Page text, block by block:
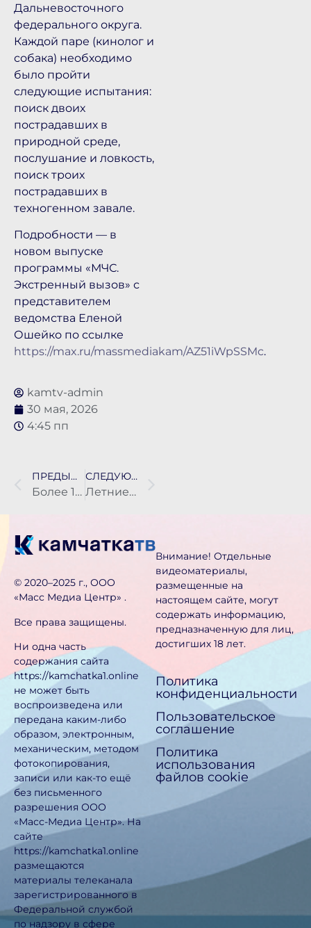
Дальневосточного
федерального округа.
Каждой паре (кинолог и
собака) необходимо
было пройти
следующие испытания:
поиск двоих
пострадавших в
природной среде,
послушание и ловкость,
поиск троих
пострадавших в
техногенном завале.
Подробности — в
новом выпуске
программы «МЧС.
Экстренный вызов» с
представителем
ведомства Еленой
Ошейко по ссылке
https://max.ru/massmediakam/AZ51iWpSSMc.
kamtv-admin
30 мая, 2026
4:45 пп
ПРЕДЫДУЩАЯ НОВОСТЬ
Более 100 тонн мусора собрали с улиц Петропавловска во время субботников
СЛЕДУЮЩАЯ НОВОСТЬ
Летние смены «Время юных героев» центра «Воин» откроются на Камчатке 2 июня
©️ 2020–2025 г., ООО
«Масс Медиа Центр» .
Все права защищены.
Ни одна часть
содержания сайта
https://kamchatka1.online
не может быть
воспроизведена или
передана каким-либо
образом, электронным,
механическим, методом
фотокопирования,
записи или как-то ещё
без письменного
разрешения ООО
«Масс-Медиа Центр». На
сайте
https://kamchatka1.online
размещаются
материалы телеканала
зарегистрированного в
Федеральной службой
по надзору в сфере
Внимание! Отдельные
видеоматериалы,
размещенные на
настоящем сайте, могут
содержать информацию,
предназначен­ную для лиц,
достигших 18 лет.
Политика
конфиденциальности
Пользовательское
соглашение
Политика
использования
файлов cookie